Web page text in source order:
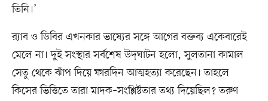
তিনি।’
র‍্যাব ও ডিবির এখনকার ভাষ্যের সঙ্গে আগের বক্তব্য একেবারেই
মেলে না। দুই সংস্থার সর্বশেষ উদ্‌ঘাটন হলো, সুলতানা কামাল
সেতু থেকে ঝাঁপ দিয়ে ফারদিন আত্মহত্যা করেছেন। তাহলে
কিসের ভিত্তিতে তারা মাদক–সংশ্লিষ্টতার তথ্য দিয়েছিল? তরুণ